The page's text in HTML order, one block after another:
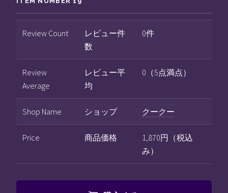
Review Count
レビュー件
数
0件
Review
Average
レビュー平
均
0（5点満点）
Shop Name ショップ クークー
Price 商品価格
1,870円（税込
み）